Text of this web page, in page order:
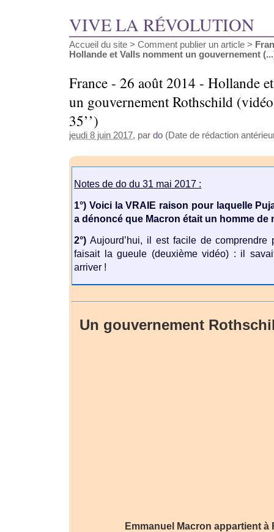
VIVE LA RÉVOLUTION
Accueil du site > Comment publier un article >
Hollande et Valls nomment un gouvernement
France - 26 août 2014 - Hollande
un gouvernement Rothschild
35’’)
jeudi 8 juin 2017, par do (Date de rédaction
Notes de do du 31 mai 2017 :
1°) Voici la VRAIE raison pour laquelle
a dénoncé que Macron était un homme de
2°) Aujourd’hui, il est facile de comprendre
faisait la gueule (deuxième vidéo) : il
arriver !
Un gouvernement
Emmanuel Macron appartient à